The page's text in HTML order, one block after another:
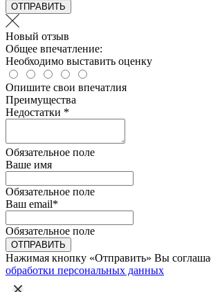
ОТПРАВИТЬ
Новый отзыв
Общее впечатление:
Необходимо выставить оценку
Опишите свои впечатлия
Преимущества
Недостатки *
Обязательное поле
Ваше имя
Обязательное поле
Ваш email*
Обязательное поле
ОТПРАВИТЬ
Нажимая кнопку «Отправить» Вы
обработки персональных данных